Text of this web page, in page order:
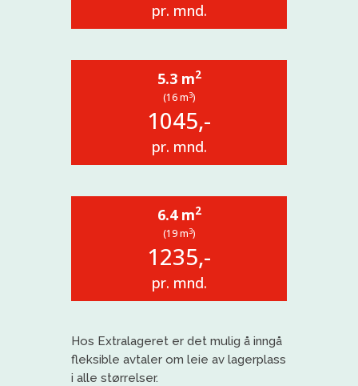
pr. mnd.
5.3 m2
(16 m3)
1045,-
pr. mnd.
6.4 m2
(19 m3)
1235,-
pr. mnd.
Hos Extralageret er det mulig å inngå
fleksible avtaler om leie av lagerplass
i alle størrelser.